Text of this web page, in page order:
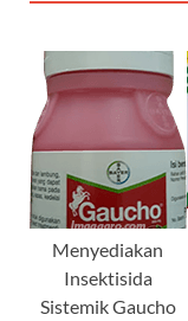
Menyediakan
Insektisida
Sistemik Gaucho